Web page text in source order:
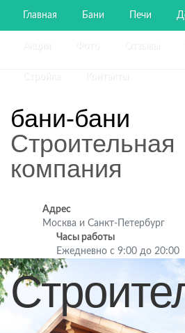
Главная Бани Печи
бани-бани
Строительная
компания
Адрес
Москва и Санкт-Петербург
Часы работы
Ежедневно с 9:00 до 20:00